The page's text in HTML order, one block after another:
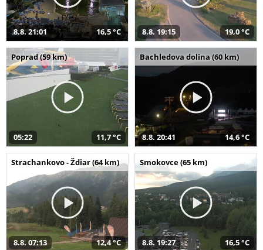
8.8. 21:01 16,5 °C 8.8. 19:15 19,0 °C
Poprad (59 km)
05:22 11,7 °C
Bachledova dolina (60 km)
8.8. 20:41 14,6 °C
Strachankovo - Ždiar (64 km)
8.8. 07:13 12,4 °C
Smokovce (65 km)
8.8. 19:27 16,5 °C